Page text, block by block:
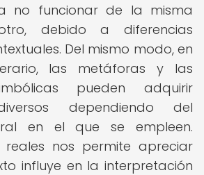
no funcionar de la misma
debido a diferencias
Del mismo modo, en
las metáforas y las
pueden adquirir
dependiendo del
en el que se empleen.
reales nos permite apreciar
influye en la interpretación